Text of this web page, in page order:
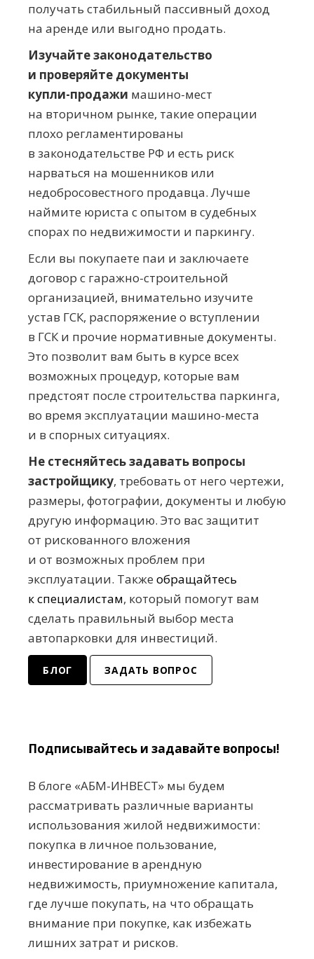
получать стабильный пассивный доход
на аренде или выгодно продать.
Изучайте законодательство
и проверяйте документы
купли-продажи машино-мест
на вторичном рынке, такие операции
плохо регламентированы
в законодательстве РФ и есть риск
нарваться на мошенников или
недобросовестного продавца. Лучше
наймите юриста с опытом в судебных
спорах по недвижимости и паркингу.
Если вы покупаете паи и заключаете
договор с гаражно-строительной
организацией, внимательно изучите
устав ГСК, распоряжение о вступлении
в ГСК и прочие нормативные документы.
Это позволит вам быть в курсе всех
возможных процедур, которые вам
предстоят после строительства паркинга,
во время эксплуатации машино-места
и в спорных ситуациях.
Не стесняйтесь задавать вопросы
застройщику, требовать от него чертежи,
размеры, фотографии, документы и любую
другую информацию. Это вас защитит
от рискованного вложения
и от возможных проблем при
эксплуатации. Также обращайтесь
к специалистам, который помогут вам
сделать правильный выбор места
автопарковки для инвестиций.
БЛОГ ЗАДАТЬ ВОПРОС
Подписывайтесь и задавайте вопросы!
В блоге «АБМ-ИНВЕСТ» мы будем
рассматривать различные варианты
использования жилой недвижимости:
покупка в личное пользование,
инвестирование в арендную
недвижимость, приумножение капитала,
где лучше покупать, на что обращать
внимание при покупке, как избежать
лишних затрат и рисков.